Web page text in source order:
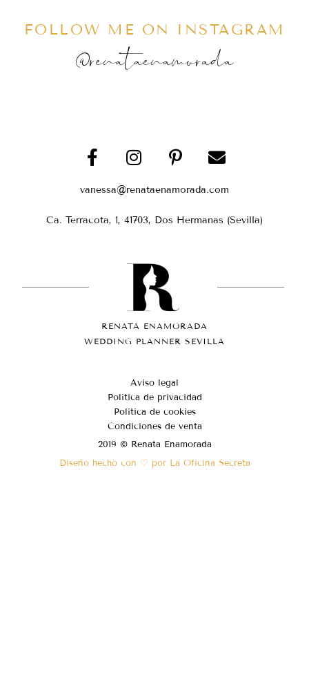
FOLLOW ME ON INSTAGRAM
@renataenamorada
vanessa@renataenamorada.com
Ca. Terracota, 1, 41703, Dos Hermanas (Sevilla)
RENATA ENAMORADA
WEDDING PLANNER SEVILLA
Aviso legal
Política de privacidad
Política de cookies
Condiciones de venta
2019 © Renata Enamorada
Diseño hecho con ♡ por La Oficina Secreta